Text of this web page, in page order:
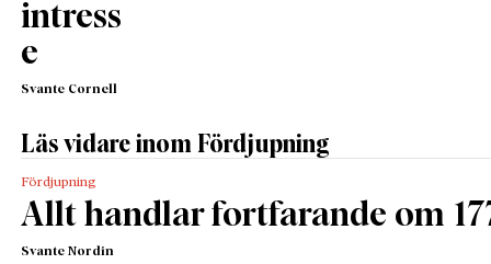
intress
e
Svante Cornell
Läs vidare inom Fördjupning
Fördjupning
Allt handlar fortfarande om
Svante Nordin